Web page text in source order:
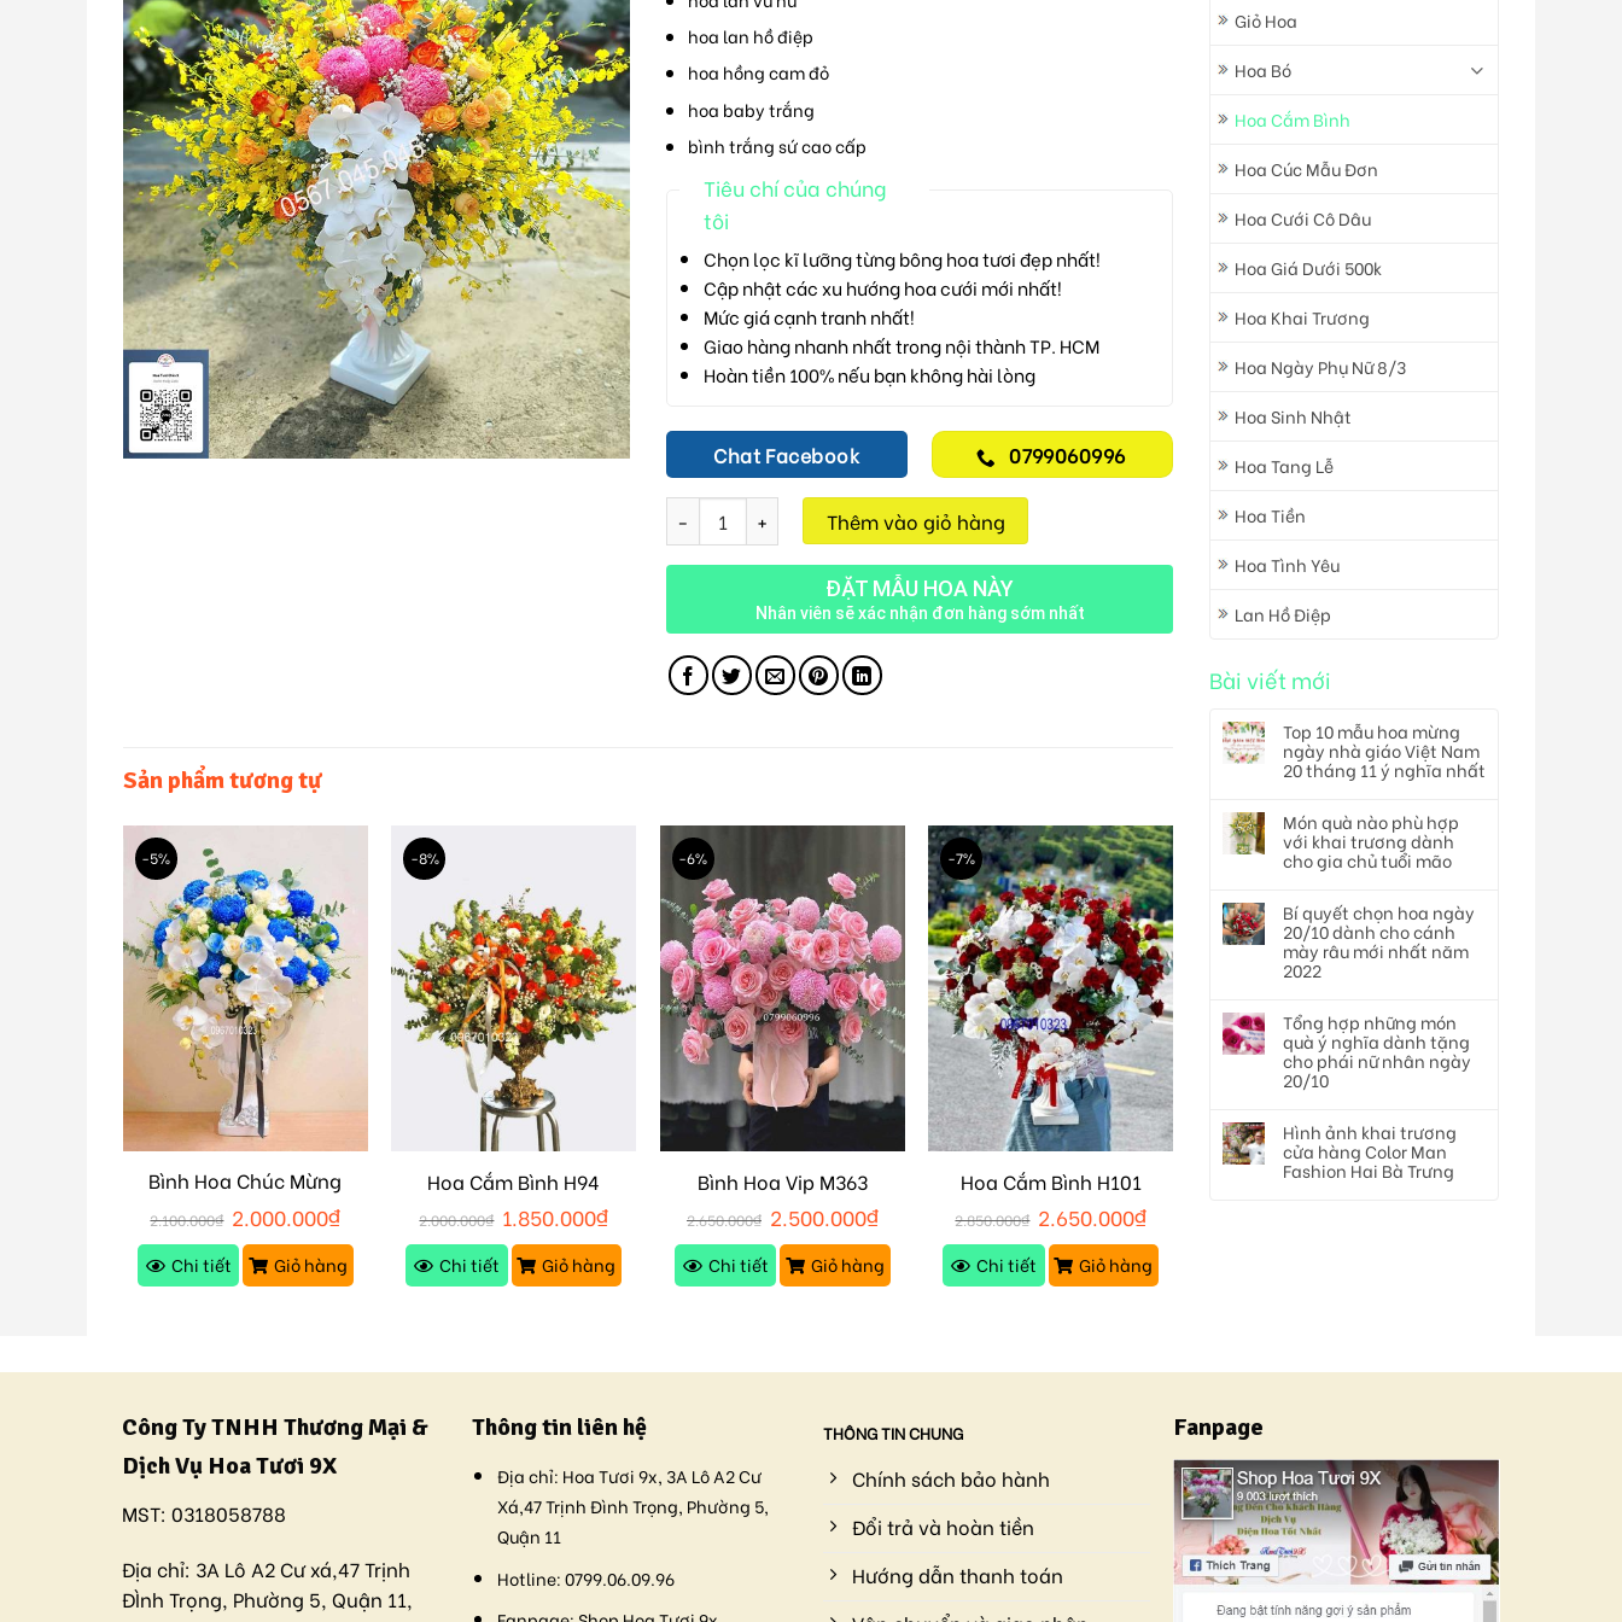
Giỏ Hoa
Hoa Bó
Hoa Cắm Bình
Hoa Cúc Mẫu Đơn
Hoa Cưới Cô Dâu
Hoa Giá Dưới 500k
Hoa Khai Trương
Hoa Ngày Phụ Nữ 8/3
Hoa Sinh Nhật
Hoa Tang Lễ
Hoa Tiền
Hoa Tình Yêu
Lan Hồ Điệp
Bài viết mới
Top 10 mẫu hoa mừng
ngày nhà giáo Việt Nam
20 tháng 11 ý nghĩa nhất
Món quà nào phù hợp
với khai trương dành
cho gia chủ tuổi mão
Bí quyết chọn hoa ngày
20/10 dành cho cánh
mày râu mới nhất năm
2022
Tổng hợp những món
quà ý nghĩa dành tặng
cho phái nữ nhân ngày
20/10
Hình ảnh khai trương
cửa hàng Color Man
Fashion Hai Bà Trưng
hoa lan hồ điệp
hoa hồng cam đỏ
hoa baby trắng
bình trắng sứ cao cấp
Tiêu chí của chúng
tôi
Chọn lọc kĩ lưỡng từng bông hoa tươi đẹp nhất!
Cập nhật các xu hướng hoa cưới mới nhất!
Mức giá cạnh tranh nhất!
Giao hàng nhanh nhất trong nội thành TP. HCM
Hoàn tiền 100% nếu bạn không hài lòng
Chat Facebook 0799060996
Bình Hoa Vip H363 số lượngThêm vào giỏ hàng
ĐẶT MẪU HOA NÀY
Nhân viên sẽ xác nhận đơn hàng sớm nhất
Sản phẩm tương tự
-5%
Bình Hoa Chúc Mừng
2.100.000₫ 2.000.000₫
Chi tiết Giỏ hàng
-8%
Hoa Cắm Bình H94
2.000.000₫ 1.850.000₫
Chi tiết Giỏ hàng
-6%
Bình Hoa Vip M363
2.650.000₫ 2.500.000₫
Chi tiết Giỏ hàng
-7%
Hoa Cắm Bình H101
2.850.000₫ 2.650.000₫
Chi tiết Giỏ hàng
Công Ty TNHH Thương Mại &
Dịch Vụ Hoa Tươi 9X
MST: 0318058788
Địa chỉ: 3A Lô A2 Cư xá,47 Trịnh
ĐÌnh Trọng, Phường 5, Quận 11,
Thông tin liên hệ
Địa chỉ: Hoa Tươi 9x, 3A Lô A2 Cư
Xá,47 Trịnh Đình Trọng, Phường 5,
Quận 11
Hotline:0799.06.09.96
THÔNG TIN CHUNG
Chính sách bảo hành
Đổi trả và hoàn tiền
Hướng dẫn thanh toán
Fanpage